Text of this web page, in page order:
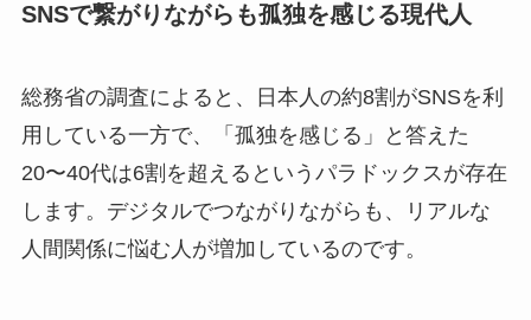
SNSで繋がりながらも孤独を感じる現代人
総務省の調査によると、日本人の約8割がSNSを利
用している一方で、「孤独を感じる」と答えた
20〜40代は6割を超えるというパラドックスが存在
します。デジタルでつながりながらも、リアルな
人間関係に悩む人が増加しているのです。